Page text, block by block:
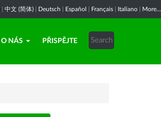
中文 (简体) Deutsch Español Français Italiano More...
O NÁS PŘISPĚJTE